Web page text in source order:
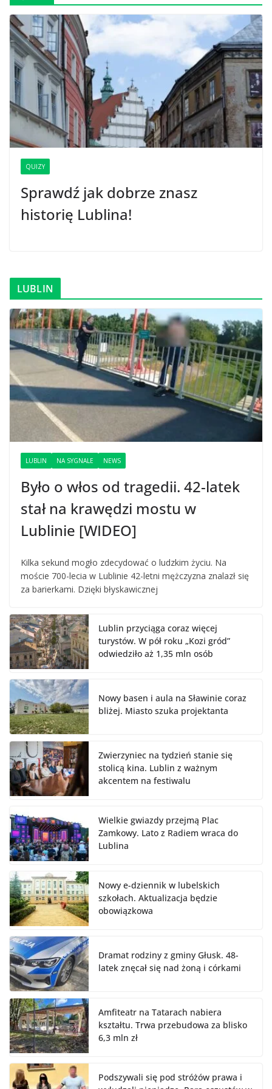
QUIZY
Sprawdź jak dobrze znasz
historię Lublina!
LUBLIN
LUBLIN NA SYGNALE NEWS
Było o włos od tragedii. 42-latek
stał na krawędzi mostu w
Lublinie [WIDEO]
Kilka sekund mogło zdecydować o ludzkim życiu. Na
moście 700-lecia w Lublinie 42-letni mężczyzna znalazł się
za barierkami. Dzięki błyskawicznej
Lublin przyciąga coraz więcej
turystów. W pół roku „Kozi gród”
odwiedziło aż 1,35 mln osób
Nowy basen i aula na Sławinie coraz
bliżej. Miasto szuka projektanta
Zwierzyniec na tydzień stanie się
stolicą kina. Lublin z ważnym
akcentem na festiwalu
Wielkie gwiazdy przejmą Plac
Zamkowy. Lato z Radiem wraca do
Lublina
Nowy e-dziennik w lubelskich
szkołach. Aktualizacja będzie
obowiązkowa
Dramat rodziny z gminy Głusk. 48-
latek znęcał się nad żoną i córkami
Amfiteatr na Tatarach nabiera
kształtu. Trwa przebudowa za blisko
6,3 mln zł
Podszywali się pod stróżów prawa i